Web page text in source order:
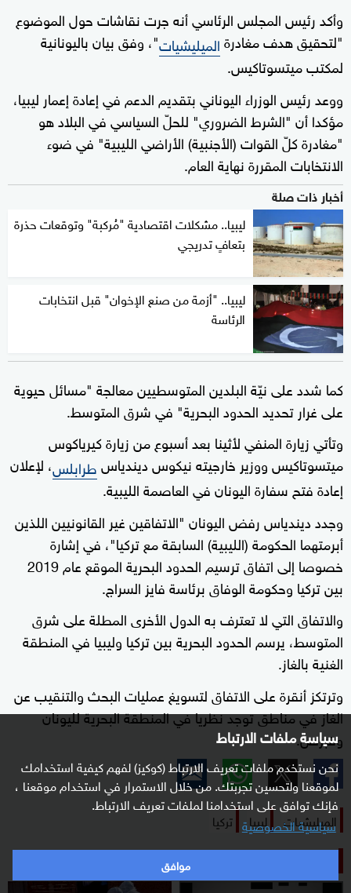
سياسة ملفات الارتباط
نحن نستخدم ملفات تعريف الارتباط (كوكيز) لفهم كيفية استخدامك
لموقعنا ولتحسين تجربتك. من خلال الاستمرار في استخدام موقعنا ،
فإنك توافق على استخدامنا لملفات تعريف الارتباط.
سياسية الخصوصية
موافق
وأكد رئيس المجلس الرئاسي أنه جرت نقاشات حول الموضوع
"لتحقيق هدف مغادرةالميليشيات"، وفق بيان باليونانية
لمكتب ميتسوتاكيس.
ووعد رئيس الوزراء اليوناني بتقديم الدعم في إعادة إعمار ليبيا،
مؤكدا أن "الشرط الضروري" للحلّ السياسي في البلاد هو
"مغادرة كلّ القوات (الأجنبية) الأراضي الليبية" في ضوء
الانتخابات المقررة نهاية العام.
أخبار ذات صلة
ليبيا.. مشكلات اقتصادية "مُركبة" وتوقعات حذرة
بتعافٍ تدريجي
ليبيا.. "أزمة من صنع الإخوان" قبل انتخابات
الرئاسة
كما شدد على نيّة البلدين المتوسطيين معالجة "مسائل حيوية
على غرار تحديد الحدود البحرية" في شرق المتوسط.
وتأتي زيارة المنفي لأثينا بعد أسبوع من زيارة كيرياكوس
ميتسوتاكيس ووزير خارجيته نيكوس ديندياسطرابلس، لإعلان
إعادة فتح سفارة اليونان في العاصمة الليبية.
وجدد ديندياس رفض اليونان "الاتفاقين غير القانونيين اللذين
أبرمتهما الحكومة (الليبية) السابقة مع تركيا"، في إشارة
خصوصا إلى اتفاق ترسيم الحدود البحرية الموقع عام 2019
بين تركيا وحكومة الوفاق برئاسة فايز السراج.
والاتفاق التي لا تعترف به الدول الأخرى المطلة على شرق
المتوسط، يرسم الحدود البحرية بين تركيا وليبيا في المنطقة
الغنية بالغاز.
وترتكز أنقرة على الاتفاق لتسويغ عمليات البحث والتنقيب عن
الغاز في مناطق توجد نظريا في المنطقة البحرية لليونان
وقبرص.
الميليشيات ليبيا تركيا